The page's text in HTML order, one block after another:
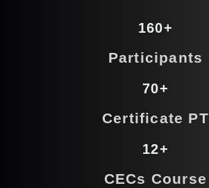
160+
Participants
70+
Certificate PT
12+
CECs Course